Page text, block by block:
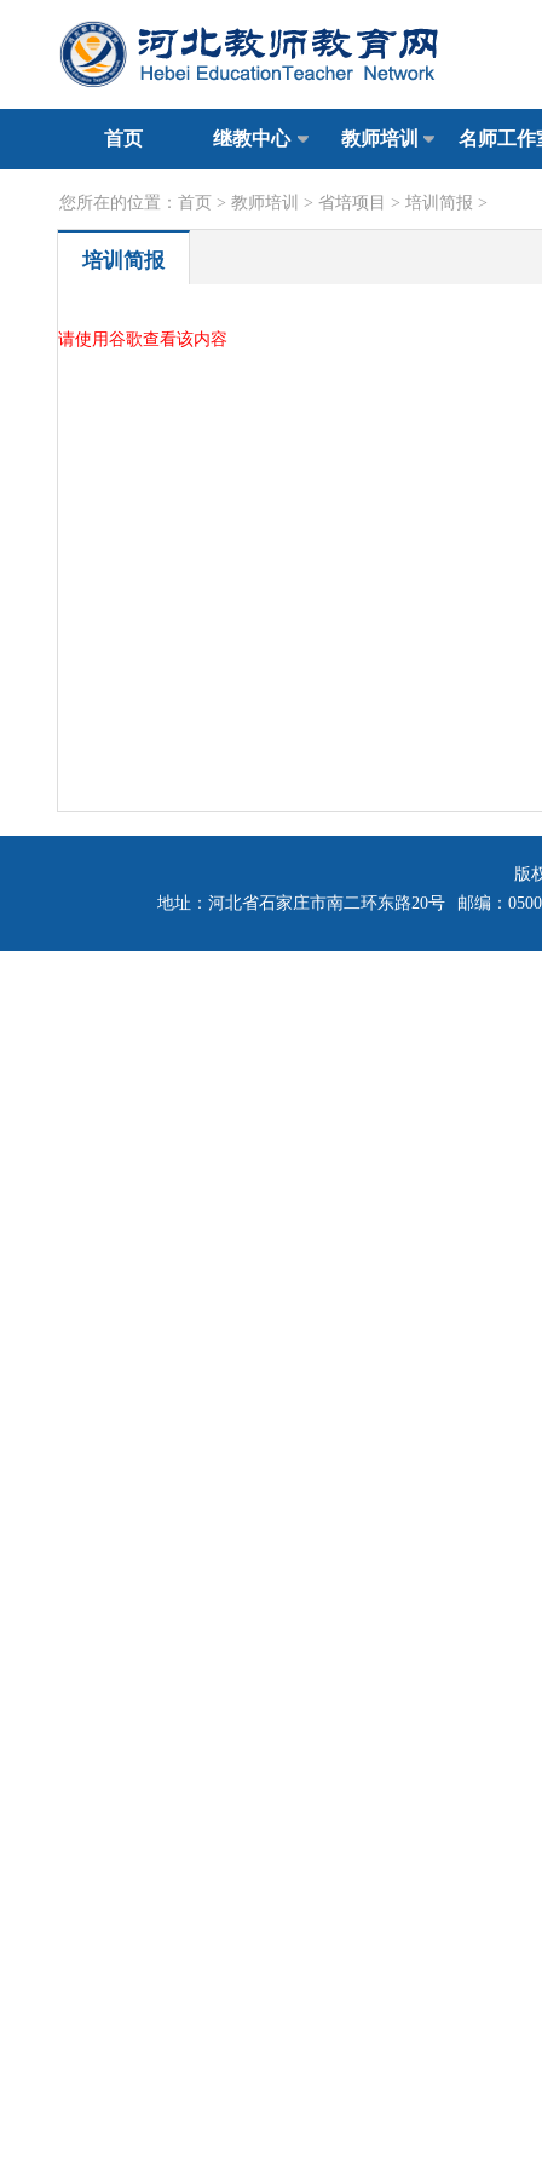
首页 继教中心 教师培训 名师工作
您所在的位置： 首页 > 教师培训 > 省培项目 > 培训简报 >
培训简报
请使用谷歌查看该内容
版
地址：河北省石家庄市南二环东路20号
邮编：